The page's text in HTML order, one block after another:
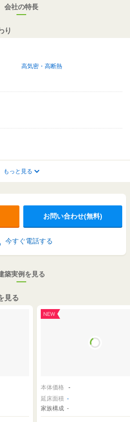
会社の特長
り
高気密・高断熱
もっと見る
お問い合わせ(無料)
今すぐ電話する
築実例を見る
見る
本体価格
-
延床面積 -
家族構成 -